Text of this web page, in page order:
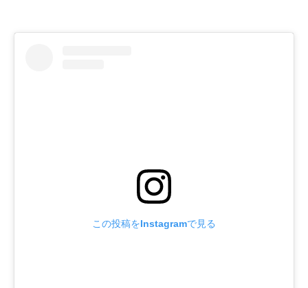
この投稿をInstagramで見る